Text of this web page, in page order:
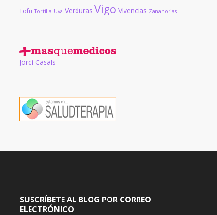
Tofu Tortilla Uva Verduras Vigo Vivencias Zanahorias
Jordi Casals
SUSCRÍBETE AL BLOG POR CORREO
ELECTRÓNICO